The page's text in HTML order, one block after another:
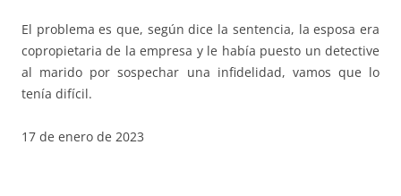
El problema es que, según dice la sentencia, la esposa era
copropietaria de la empresa y le había puesto un detective
al marido por sospechar una infidelidad, vamos que lo
tenía difícil.
17 de enero de 2023